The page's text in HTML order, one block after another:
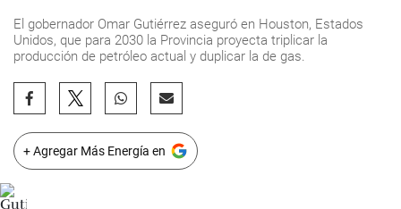
El gobernador Omar Gutiérrez aseguró en Houston, Estados
Unidos, que para 2030 la Provincia proyecta triplicar la
producción de petróleo actual y duplicar la de gas.
+ Agregar Más Energía en